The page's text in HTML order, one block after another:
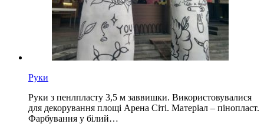
Руки
Руки з пенлпласту 3,5 м заввишки. Використовувалися
для декорування площі Арена Сіті. Матеріал – пінопласт.
Фарбування у білий…